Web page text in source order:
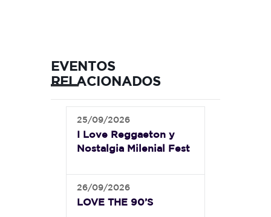
EVENTOS
RELACIONADOS
25/09/2026
I Love Reggaeton y
Nostalgia Milenial Fest
26/09/2026
LOVE THE 90’S